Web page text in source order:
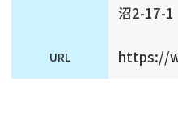
沼2-17-1
URL https://